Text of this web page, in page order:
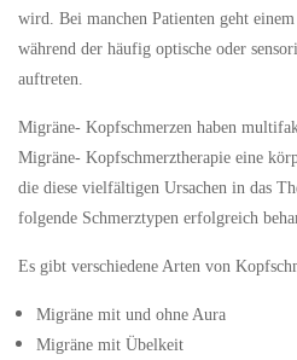
wird. Bei manchen Patienten geht
während der häufig optische oder
auftreten.
Migräne- Kopfschmerzen haben
Migräne- Kopfschmerztherapie eine
die diese vielfältigen Ursachen in das
folgende Schmerztypen erfolgreich
Es gibt verschiedene Arten von
Migräne mit und ohne Aura
Migräne mit Übelkeit